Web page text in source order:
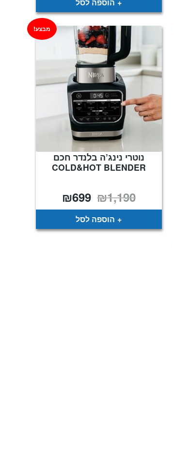
נוטרי נינג’ה בלנדר חכם
COLD&HOT BLENDER
מבצע!
₪1,190 המחיר
המקורי
היה:
₪1,190.
₪699
הוא:
הוספה לסל